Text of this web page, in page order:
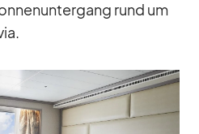
rund um